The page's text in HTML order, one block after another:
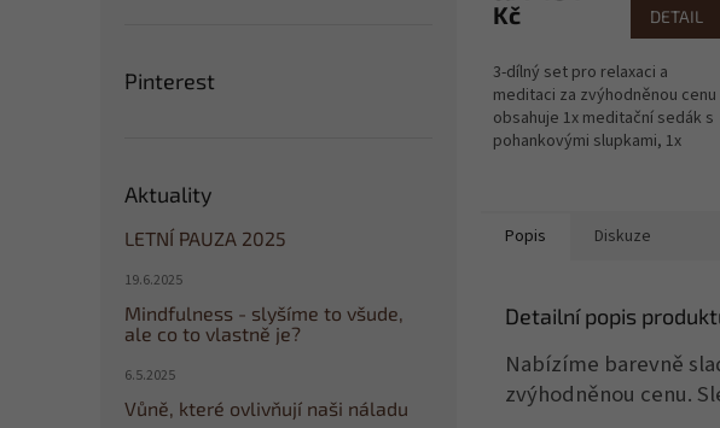
Pinterest
Aktuality
LETNÍ PAUZA 2025
19.6.2025
Mindfulness - slyšíme to všude,
ale co to vlastně je?
6.5.2025
Vůně, které ovlivňují naši náladu
Kč
DETAIL
3-dílný set pro relaxaci a
meditaci za zvýhodněnou cenu
obsahuje 1x meditační sedák s
pohankovými slupkami, 1x
Popis Diskuze
Detailní popis
Nabízíme barevně
zvýhodněnou cenu.